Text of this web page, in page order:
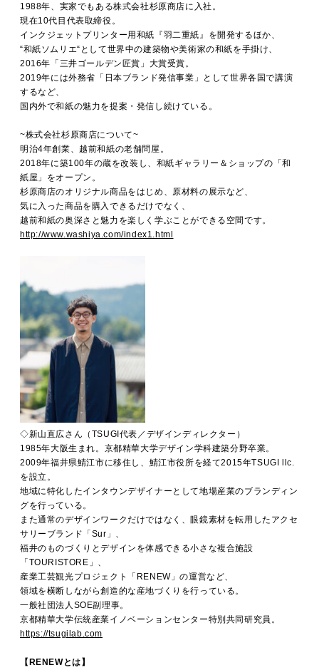
1988年、実家でもある株式会社杉原商店に入社。
現在10代目代表取締役。
インクジェットプリンター用和紙『羽二重紙』を開発するほか、
“和紙ソムリエ“として世界中の建築物や美術家の和紙を手掛け、
2016年「三井ゴールデン匠賞」大賞受賞。
2019年には外務省「日本ブランド発信事業」として世界各国で講演
するなど、
国内外で和紙の魅力を提案・発信し続けている。
~株式会社杉原商店について~
明治4年創業、越前和紙の老舗問屋。
2018年に築100年の蔵を改装し、和紙ギャラリー＆ショップの「和
紙屋」をオープン。
杉原商店のオリジナル商品をはじめ、原材料の展示など、
気に入った商品を購入できるだけでなく、
越前和紙の奥深さと魅力を楽しく学ぶことができる空間です。
http://www.washiya.com/index1.html
◇新山直広さん（TSUGI代表／デザインディレクター）
1985年大阪生まれ。京都精華大学デザイン学科建築分野卒業。
2009年福井県鯖江市に移住し、鯖江市役所を経て2015年TSUGI llc.
を設立。
地域に特化したインタウンデザイナーとして地場産業のブランディン
グを行っている。
また通常のデザインワークだけではなく、眼鏡素材を転用したアクセ
サリーブランド「Sur」、
福井のものづくりとデザインを体感できる小さな複合施設
「TOURISTORE」、
産業工芸観光プロジェクト「RENEW」の運営など、
領域を横断しながら創造的な産地づくりを行っている。
一般社団法人SOE副理事。
京都精華大学伝統産業イノベーションセンター特別共同研究員。
https://tsugilab.com
【RENEWとは】